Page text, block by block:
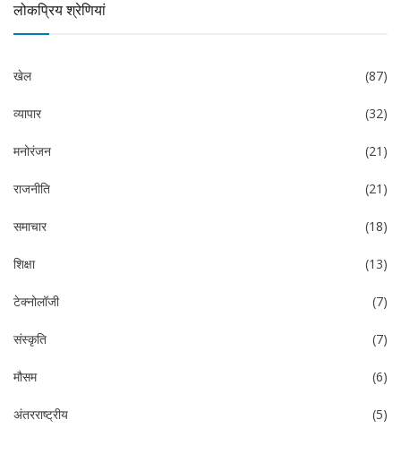
लोकप्रिय श्रेणियां
खेल (87)
व्यापार (32)
मनोरंजन (21)
राजनीति (21)
समाचार (18)
शिक्षा (13)
टेक्नोलॉजी (7)
संस्कृति (7)
मौसम (6)
अंतरराष्ट्रीय (5)